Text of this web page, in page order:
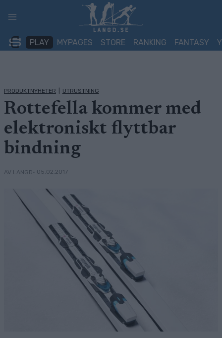
PLAY MYPAGES STORE RANKING FANTASY
PRODUKTNYHETER UTRUSTNING
Rottefella kommer med
elektroniskt flyttbar
bindning
AV LANGD• 05.02.2017